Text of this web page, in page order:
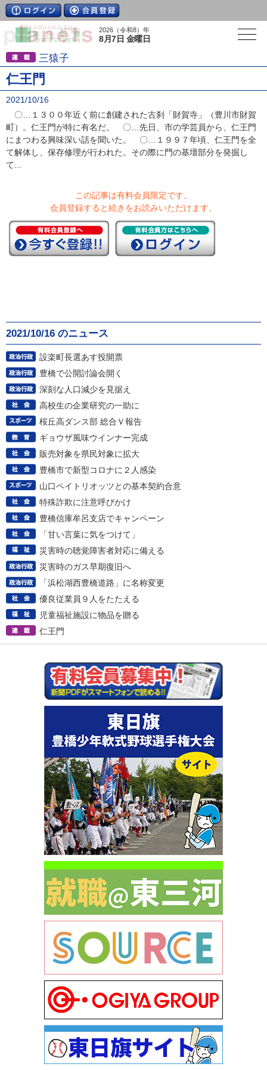
2026（令和8）年
8月7日 金曜日
三猿子
仁王門
2021/10/16
〇…１３００年近く前に創建された古刹「財賀寺」（豊川市財賀
町）。仁王門が特に有名だ。 〇…先日、市の学芸員から、仁王門
にまつわる興味深い話を聞いた。 〇…１９９７年頃、仁王門を全
て解体し、保存修理が行われた。その際に門の基壇部分を発掘し
て...
この記事は有料会員限定です。
会員登録すると続きをお読みいただけます。
2021/10/16 のニュース
設楽町長選あす投開票
豊橋で公開討論会開く
深刻な人口減少を見据え
高校生の企業研究の一助に
桜丘高ダンス部 総合Ｖ報告
ギョウザ風味ウインナー完成
販売対象を県民対象に拡大
豊橋市で新型コロナに２人感染
山口ペイトリオッツとの基本契約合意
特殊詐欺に注意呼びかけ
豊橋信庫牟呂支店でキャンペーン
「甘い言葉に気をつけて」
災害時の聴覚障害者対応に備える
災害時のガス早期復旧へ
「浜松湖西豊橋道路」に名称変更
優良従業員９人をたたえる
児童福祉施設に物品を贈る
仁王門